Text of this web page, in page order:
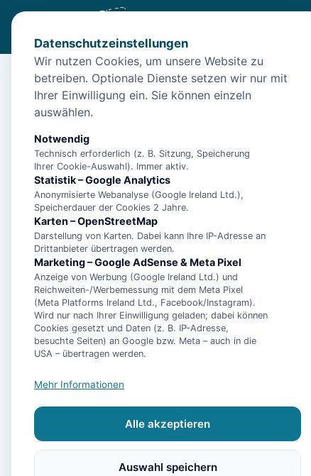
Start Unterkünfte Norden/Apartment Austernperle –
Apartment
26506 Norden
Datenschutzeinstellungen
Wir nutzen Cookies, um unsere Website zu
betreiben. Optionale Dienste setzen wir nur mit
Ihrer Einwilligung ein. Sie können einzeln
auswählen.
Notwendig
Technisch erforderlich (z. B. Sitzung, Speicherung
Ihrer Cookie-Auswahl). Immer aktiv.
Statistik – Google Analytics
Anonymisierte Webanalyse (Google Ireland Ltd.),
Speicherdauer der Cookies 2 Jahre.
Karten – OpenStreetMap
Darstellung von Karten. Dabei kann Ihre IP-Adresse an
Drittanbieter übertragen werden.
Marketing – Google AdSense & Meta Pixel
Anzeige von Werbung (Google Ireland Ltd.) und
Reichweiten-/Werbemessung mit dem Meta Pixel
(Meta Platforms Ireland Ltd., Facebook/Instagram).
Wird nur nach Ihrer Einwilligung geladen; dabei können
Cookies gesetzt und Daten (z. B. IP-Adresse,
besuchte Seiten) an Google bzw. Meta – auch in die
USA – übertragen werden.
Mehr Informationen
Alle akzeptieren
Auswahl speichern